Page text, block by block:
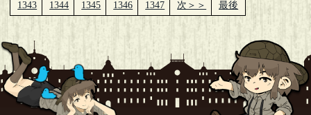
1343 1344 1345 1346 1347 次＞＞ 最後